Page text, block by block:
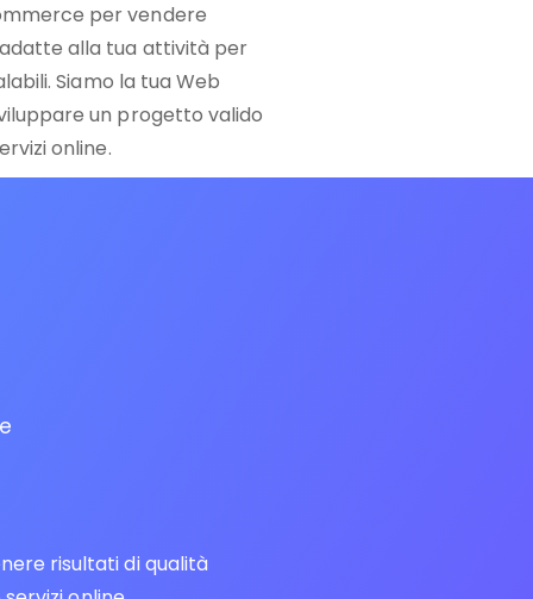
per vendere
alla tua attività per
Siamo la tua Web
un progetto valido
online.
risultati di qualità